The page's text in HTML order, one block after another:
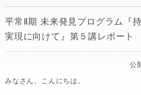
平常Ⅱ期 未来発見プログラム『
実現に向けて』第５講レポート
公
みなさん、こんにちは。